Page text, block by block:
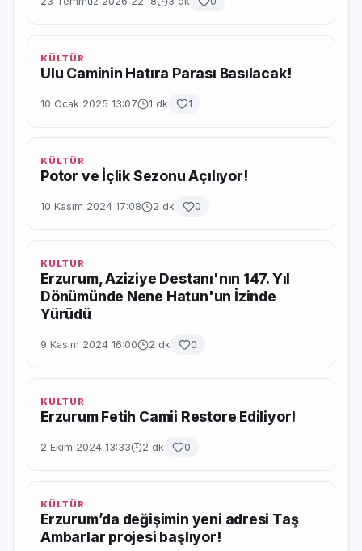
KÜLTÜR
Ulu Caminin Hatıra Parası Basılacak!
10 Ocak 2025 13:07 1 dk 1
KÜLTÜR
Potor ve İçlik Sezonu Açılıyor!
10 Kasım 2024 17:08 2 dk 0
KÜLTÜR
Erzurum, Aziziye Destanı'nın 147. Yıl
Dönümünde Nene Hatun'un İzinde
Yürüdü
9 Kasım 2024 16:00 2 dk 0
KÜLTÜR
Erzurum Fetih Camii Restore Ediliyor!
2 Ekim 2024 13:33 2 dk 0
KÜLTÜR
Erzurum’da değişimin yeni adresi Taş
Ambarlar projesi başlıyor!